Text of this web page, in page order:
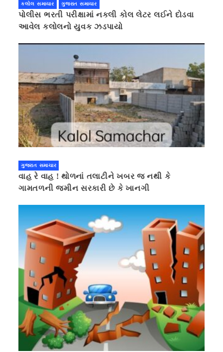
કલોલ સમાચાર ગુજરાત સમાચાર
પોલીસ ભરતી પરીક્ષામાં નકલી કોલ લેટર લઈને દોડવા
આવેલ કલોલનો યુવક ઝડપાયો
ગુજરાત સમાચાર
વાહ રે વાહ ! થોળનાં તલાટીને ખબર જ નથી કે
ગામતળની જમીન સરકારી છે કે ખાનગી